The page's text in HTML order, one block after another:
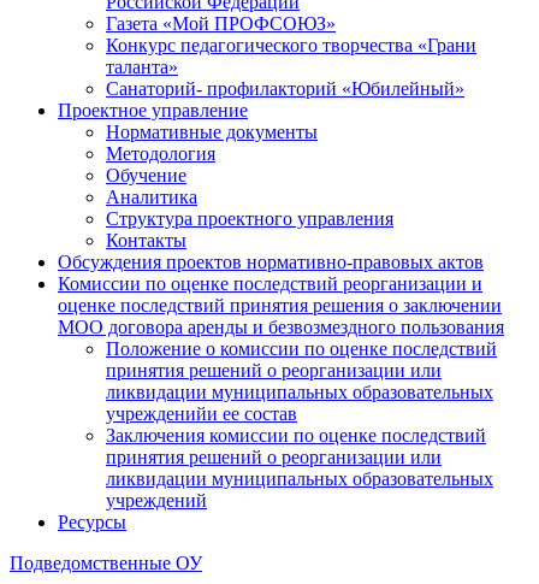
Газета «Мой ПРОФСОЮЗ»
Конкурс педагогического творчества «Грани
таланта»
Санаторий- профилакторий «Юбилейный»
Проектное управление
Нормативные документы
Методология
Обучение
Аналитика
Структура проектного управления
Контакты
Обсуждения проектов нормативно-правовых актов
Комиссии по оценке последствий реорганизации и
оценке последствий принятия решения о заключении
МОО договора аренды и безвозмездного пользования
Положение о комиссии по оценке последствий
принятия решений о реорганизации или
ликвидации муниципальных образовательных
учрежденийи ее состав
Заключения комиссии по оценке последствий
принятия решений о реорганизации или
ликвидации муниципальных образовательных
учреждений
Ресурсы
Подведомственные ОУ